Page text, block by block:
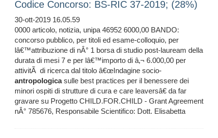
Codice Concorso: BS-RIC 37-2019; (28%)
30-ott-2019 16.05.59
0000 articolo, notizia, unipa 46952 6000,00 BANDO:
concorso pubblico, per titoli ed esame-colloquio, per
lâ€™attribuzione di nÂ° 1 borsa di studio post-lauream della
durata di mesi 7 e per lâ€™importo di â‚¬ 6.000,00 per
attivitÃ di ricerca dal titolo â€œIndagine socio-
antropologicasulle best practices per il benessere dei
minori ospiti di strutture di cura e care leaversâ€ da far
gravare su Progetto CHILD.FOR.CHILD - Grant Agreement
nÂ° 785676, Responsabile Scientifico: Dott. Elisabetta